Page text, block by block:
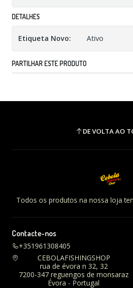
DETALHES
Etiqueta Novo: Ativo
PARTILHAR ESTE PRODUTO
DE VOLTA AO
Todos os produtos na nossa loja
Contacte-nos
+351961308405
CEBOLAFISHINGSHOP
rua de évora n 32, 32
7200-347 reguengos de monsaraz
Évora - Portugal